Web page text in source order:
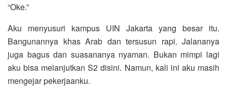
“Oke.”
Aku menyusuri kampus UIN Jakarta yang besar itu.
Bangunannya khas Arab dan tersusun rapi. Jalananya
juga bagus dan suasananya nyaman. Bukan mimpi lagi
aku bisa melanjutkan S2 disini. Namun, kali ini aku masih
mengejar pekerjaanku.